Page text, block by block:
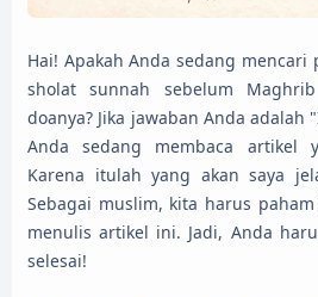
Hai! Apakah Anda sedang
sholat sunnah sebelum
doanya? Jika jawaban Anda adalah
Anda sedang membaca artikel
Karena itulah yang akan saya
Sebagai muslim, kita harus
menulis artikel ini. Jadi, Anda
selesai!